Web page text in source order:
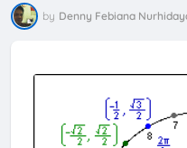
by Denny Febiana